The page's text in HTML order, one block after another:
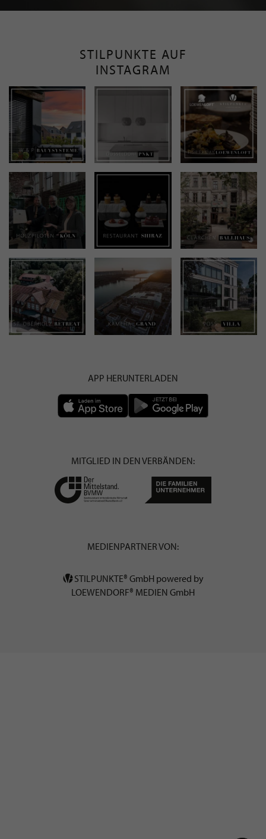
STILPUNKTE AUF
INSTAGRAM
APP HERUNTERLADEN
MITGLIED IN DEN VERBÄNDEN:
MEDIENPARTNER VON:
STILPUNKTE® GmbH powered by
LOEWENDORF® MEDIEN GmbH